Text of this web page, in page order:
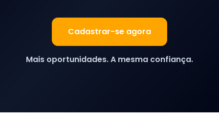
Cadastrar-se agora
Mais oportunidades. A mesma confiança.